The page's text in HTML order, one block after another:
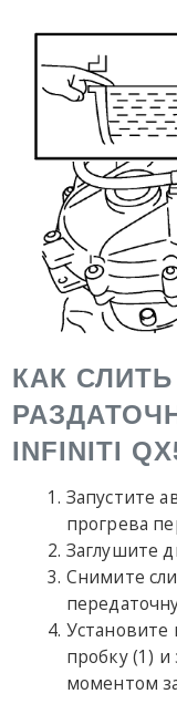
КАК
INFINITI
Запустите
прогрева
Заглушите
Снимите
Установите
пробку (1) и
моментом